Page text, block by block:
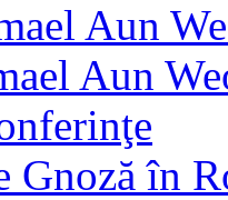
Aun
Aun
Gnoză în